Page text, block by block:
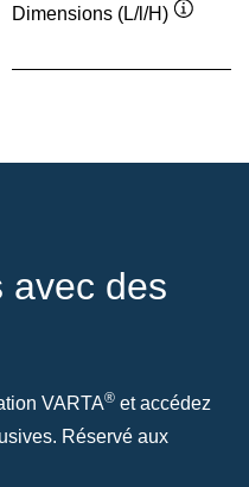
Dimensions (L/l/H)
avec des
VARTA® et accédez
Réservé aux